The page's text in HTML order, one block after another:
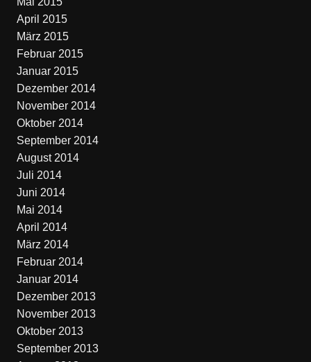
April 2015
März 2015
Februar 2015
Januar 2015
Dezember 2014
November 2014
Oktober 2014
September 2014
August 2014
Juli 2014
Juni 2014
Mai 2014
April 2014
März 2014
Februar 2014
Januar 2014
Dezember 2013
November 2013
Oktober 2013
September 2013